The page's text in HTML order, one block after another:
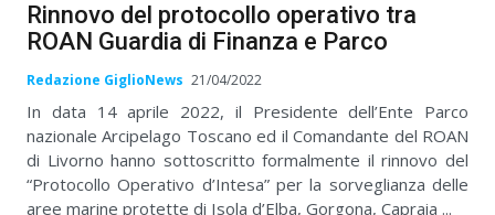
Rinnovo del protocollo operativo tra
ROAN Guardia di Finanza e Parco
Redazione GiglioNews 21/04/2022
In data 14 aprile 2022, il Presidente dell’Ente Parco
nazionale Arcipelago Toscano ed il Comandante del ROAN
di Livorno hanno sottoscritto formalmente il rinnovo del
“Protocollo Operativo d’Intesa” per la sorveglianza delle
aree marine protette di Isola d’Elba, Gorgona, Capraia ...